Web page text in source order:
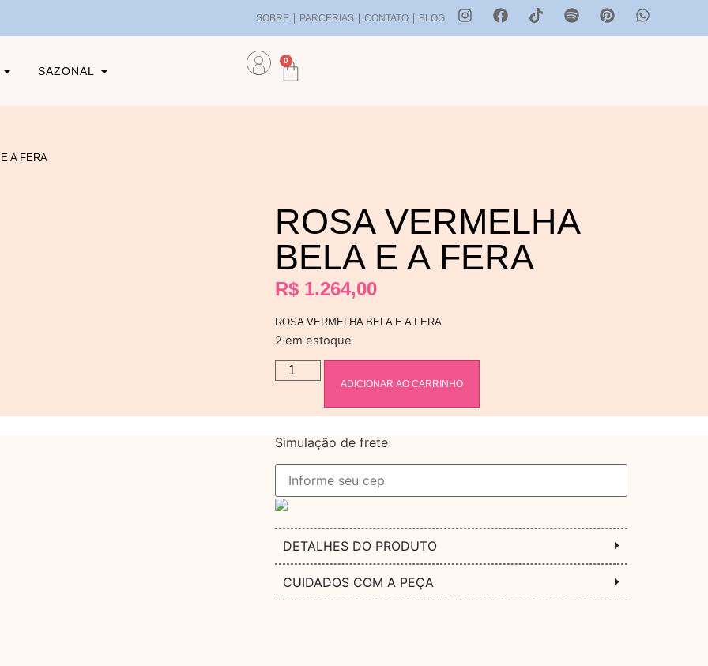
SOBRE PARCERIAS CONTATO BLOG
SAZONAL
0
A FERA
ROSA VERMELHA
BELA E A FERA
R$ 1.264,00
ROSA VERMELHA BELA E A FERA
2 em estoque
ADICIONAR AO CARRINHO
Simulação de frete
DETALHES DO PRODUTO
CUIDADOS COM A PEÇA